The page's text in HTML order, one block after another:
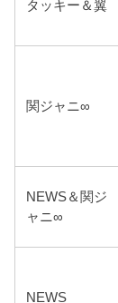
タッキー＆翼
関ジャニ∞
NEWS＆関ジ
ャニ∞
NEWS